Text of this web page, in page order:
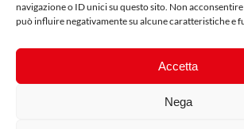
navigazione o ID unici su questo sito. Non
può influire negativamente su alcune caratteristiche e
Accetta
Nega